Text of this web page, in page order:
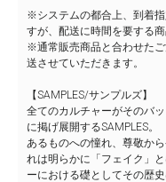
※システムの都合上、到着
すが、配送に時間を要する
※通常販売商品と合わせた
送させていただきます。
【SAMPLES/サンプルズ】
全てのカルチャーがそのバ
に掲げ展開するSAMPLES。
あるものへの憧れ、尊敬か
れは明らかに「フェイク」
ーにおける礎としてその歴